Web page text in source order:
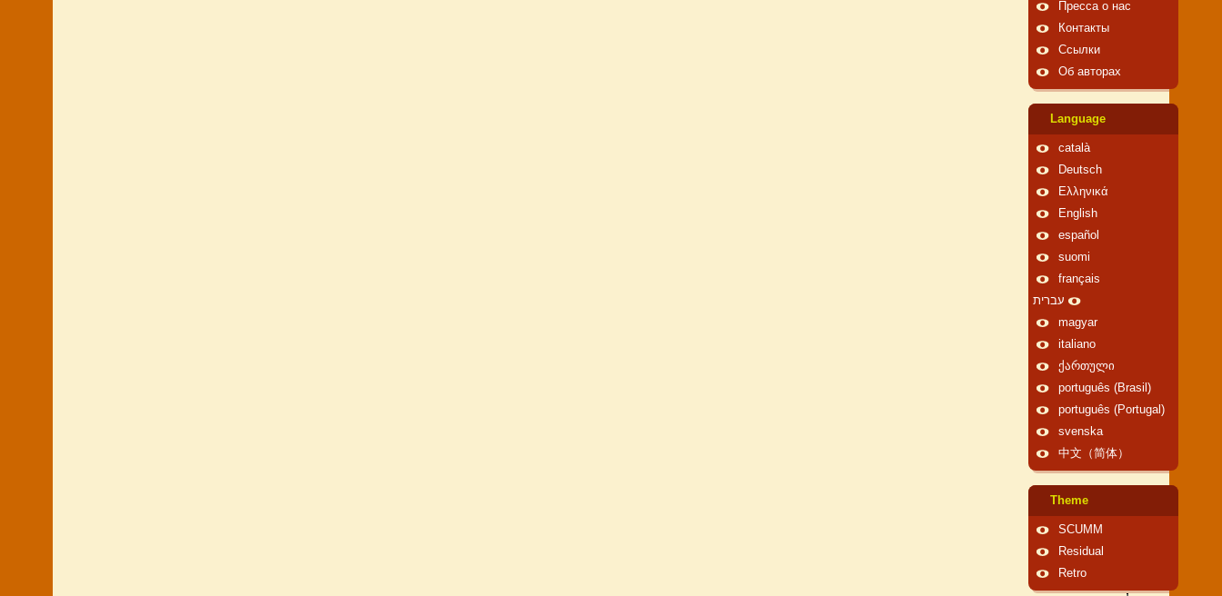
Пресса о нас
Контакты
Ссылки
Об авторах
Language
català
Deutsch
Ελληνικά
English
español
suomi
français
עברית
magyar
italiano
ქართული
português (Brasil)
português (Portugal)
svenska
中文（简体）
Theme
SCUMM
Residual
Retro